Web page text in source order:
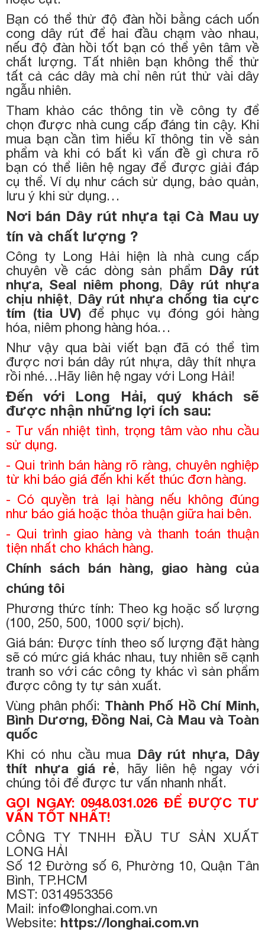
Bạn có thể thử độ đàn hồi bằng cách uốn
cong dây rút để hai đầu chạm vào nhau,
nếu độ đàn hồi tốt bạn có thể yên tâm về
chất lượng. Tất nhiên bạn không thể thử
tất cả các dây mà chỉ nên rút thử vài dây
ngẫu nhiên.
Tham khảo các thông tin về công ty để
chọn được nhà cung cấp đáng tin cậy. Khi
mua bạn cần tìm hiểu kĩ thông tin về sản
phẩm và khi có bất kì vấn đề gì chưa rõ
bạn có thể liên hệ ngay để được giải đáp
cụ thể. Ví dụ như cách sử dụng, bảo quản,
lưu ý khi sử dụng…
Nơi bán Dây rút nhựa tại Cà Mau uy
tín và chất lượng ?
Công ty Long Hải hiện là nhà cung cấp
chuyên về các dòng sản phẩm Dây rút
nhựa, Seal niêm phong, Dây rút nhựa
chịu nhiệt, Dây rút nhựa chống tia cực
tím (tia UV) để phục vụ đóng gói hàng
hóa, niêm phong hàng hóa…
Như vậy qua bài viết bạn đã có thể tìm
được nơi bán dây rút nhựa, dây thít nhựa
rồi nhé…Hãy liên hệ ngay với Long Hải!
Đến với Long Hải, quý khách sẽ
được nhận những lợi ích sau:
- Tư vấn nhiệt tình, trọng tâm vào nhu cầu
sử dụng.
- Qui trình bán hàng rõ ràng, chuyên nghiệp
từ khi báo giá đến khi kết thúc đơn hàng.
- Có quyền trả lại hàng nếu không đúng
như báo giá hoặc thỏa thuận giữa hai bên.
- Qui trình giao hàng và thanh toán thuận
tiện nhất cho khách hàng.
Chính sách bán hàng, giao hàng của
chúng tôi
Phương thức tính: Theo kg hoặc số lượng
(100, 250, 500, 1000 sợi/ bịch).
Giá bán: Được tính theo số lượng đặt hàng
sẽ có mức giá khác nhau, tuy nhiên sẽ cạnh
tranh so với các công ty khác vì sản phẩm
được công ty tự sản xuất.
Vùng phân phối: Thành Phố Hồ Chí Minh,
Bình Dương, Đồng Nai, Cà Mau và Toàn
quốc
Khi có nhu cầu mua Dây rút nhựa, Dây
thít nhựa giá rẻ, hãy liên hệ ngay với
chúng tôi để được tư vấn nhanh nhất.
GỌI NGAY: 0948.031.026 ĐỂ ĐƯỢC TƯ
VẤN TỐT NHẤT!
CÔNG TY TNHH ĐẦU TƯ SẢN XUẤT
LONG HẢI
Số 12 Đường số 6, Phường 10, Quận Tân
Bình, TP.HCM
MST: 0314953356
Mail: info@longhai.com.vn
Website: https://longhai.com.vn